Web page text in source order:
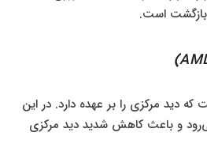
بازگشت است.
که دید مرکزی را بر عهده دارد. در این
و باعث کاهش شدید دید مرکزی